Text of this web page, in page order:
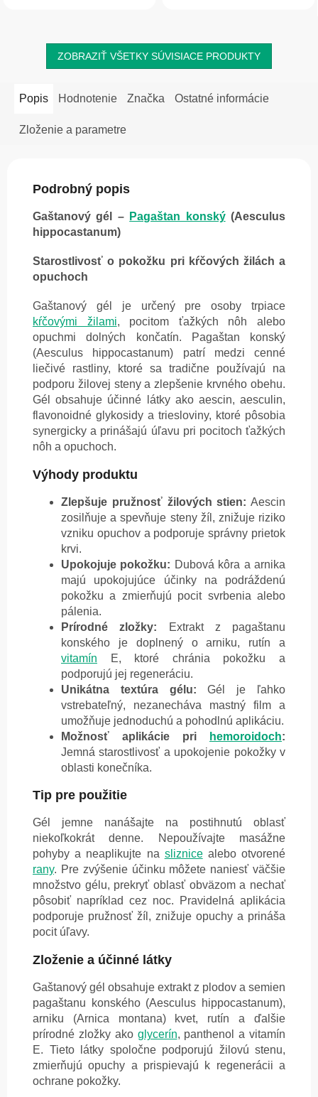
ZOBRAZIŤ VŠETKY SÚVISIACE PRODUKTY
Popis Hodnotenie Značka Ostatné informácie
Zloženie a parametre
Podrobný popis
Gaštanový gél – Pagaštan konský(Aesculus
hippocastanum)
Starostlivosť o pokožku pri kŕčových žilách a
opuchoch
Gaštanový gél je určený pre osoby trpiace
kŕčovými žilami, pocitom ťažkých nôh alebo
opuchmi dolných končatín. Pagaštan konský
(Aesculus hippocastanum) patrí medzi cenné
liečivé rastliny, ktoré sa tradične používajú na
podporu žilovej steny a zlepšenie krvného obehu.
Gél obsahuje účinné látky ako aescin, aesculin,
flavonoidné glykosidy a triesloviny, ktoré pôsobia
synergicky a prinášajú úľavu pri pocitoch ťažkých
nôh a opuchoch.
Výhody produktu
Zlepšuje pružnosť žilových stien: Aescin
zosilňuje a spevňuje steny žíl, znižuje riziko
vzniku opuchov a podporuje správny prietok
krvi.
Upokojuje pokožku: Dubová kôra a arnika
majú upokojujúce účinky na podráždenú
pokožku a zmierňujú pocit svrbenia alebo
pálenia.
Prírodné zložky: Extrakt z pagaštanu
konského je doplnený o arniku, rutín a
vitamín E, ktoré chránia pokožku a
podporujú jej regeneráciu.
Unikátna textúra gélu: Gél je ľahko
vstrebateľný, nezanecháva mastný film a
umožňuje jednoduchú a pohodlnú aplikáciu.
Možnosť aplikácie pri
hemoroidoch:
Jemná starostlivosť a upokojenie pokožky v
oblasti konečníka.
Tip pre použitie
Gél jemne nanášajte na postihnutú oblasť
niekoľkokrát denne. Nepoužívajte masážne
pohyby a neaplikujte na sliznicealebo otvorené
rany. Pre zvýšenie účinku môžete naniesť väčšie
množstvo gélu, prekryť oblasť obväzom a nechať
pôsobiť napríklad cez noc. Pravidelná aplikácia
podporuje pružnosť žíl, znižuje opuchy a prináša
pocit úľavy.
Zloženie a účinné látky
Gaštanový gél obsahuje extrakt z plodov a semien
pagaštanu konského (Aesculus hippocastanum),
arniku (Arnica montana) kvet, rutín a ďalšie
prírodné zložky ako glycerín, panthenol a vitamín
E. Tieto látky spoločne podporujú žilovú stenu,
zmierňujú opuchy a prispievajú k regenerácii a
ochrane pokožky.